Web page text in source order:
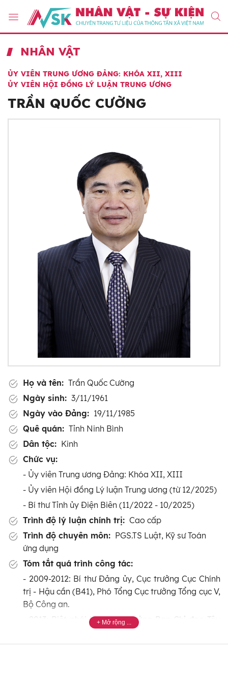
NHÂN VẬT
ỦY VIÊN TRUNG ƯƠNG ĐẢNG: KHÓA XII, XIII
ỦY VIÊN HỘI ĐỒNG LÝ LUẬN TRUNG ƯƠNG
TRẦN QUỐC CƯỜNG
Họ và tên: Trần Quốc Cường
Ngày sinh: 3/11/1961
Ngày vào Đảng: 19/11/1985
Quê quán: Tỉnh Ninh Bình
Dân tộc: Kinh
Chức vụ:
- Ủy viên Trung ương Đảng: Khóa XII, XIII
- Ủy viên Hội đồng Lý luận Trung ương (từ 12/2025)
- Bí thư Tỉnh ủy Điện Biên (11/2022 - 10/2025)
Trình độ lý luận chính trị: Cao cấp
Trình độ chuyên môn: PGS.TS Luật, Kỹ sư Toán
ứng dụng
Tóm tắt quá trình công tác:
- 2009-2012: Bí thư Đảng ủy, Cục trưởng Cục Chính
trị - Hậu cần (B41), Phó Tổng Cục trưởng Tổng cục V,
Bộ Công an.
- 2013: Biệt phái làm Phó Trưởng Ban Chỉ đạo Tây
- 12/2015 - 7/2019: Phó Bí thư Tỉnh ủy Đắk Lắk khóa